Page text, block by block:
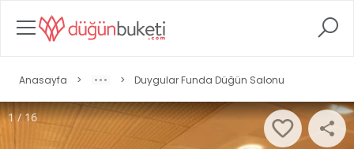
Anasayfa > > Duygular Funda Düğün Salonu
1 / 16